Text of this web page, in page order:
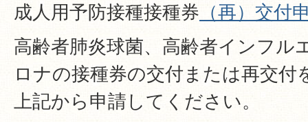
成人用予防接種接種券 （再）交付
高齢者肺炎球菌、高齢者インフル
ロナの接種券の交付または再交付
上記から申請してください。